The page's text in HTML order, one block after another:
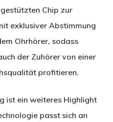
gestützten Chip zur
exklusiver Abstimmung
Ohrhörer, sodass
der Zuhörer von einer
profitieren.
ist ein weiteres Highlight
passt sich an